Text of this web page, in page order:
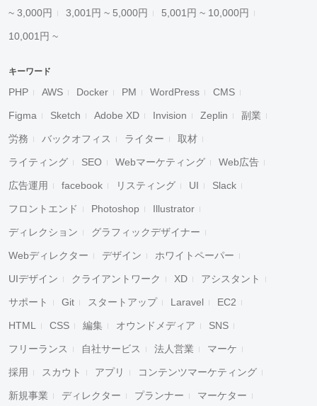
~ 3,000円 3,001円 ~ 5,000円 5,001円 ~ 10,000円
10,001円 ~
キーワード
PHP AWS Docker PM WordPress CMS
Figma Sketch Adobe XD Invision Zeplin 副業
労務 バックオフィス ライター 取材
ライティング SEO Webマーケティング Web広告
広告運用 facebook リスティング UI Slack
フロントエンド Photoshop Illustrator
ディレクション グラフィックデザイナー
Webディレクター デザイン ホワイトペーパー
UIデザイン クライアントワーク XD アシスタント
サポート Git スタートアップ Laravel EC2
HTML CSS 編集 オウンドメディア SNS
フリーランス 自社サービス 法人営業 マーケ
採用 スカウト アプリ コンテンツマーケティング
新規事業 ディレクター プランナー マーケター